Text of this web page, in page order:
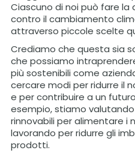
Ciascuno di noi può fare
contro il cambiamento
attraverso piccole scelte
Crediamo che questa sia
che possiamo
più sostenibili come
cercare modi per ridurre il
e per contribuire a un
esempio, stiamo
rinnovabili per alimentare i
lavorando per ridurre gli
prodotti.